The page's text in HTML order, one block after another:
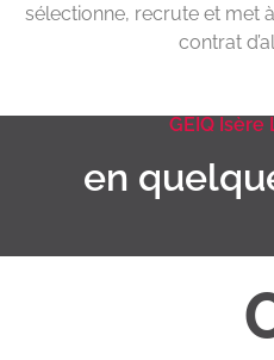
sélectionne, recrute et met
contrat
GEIQ
en